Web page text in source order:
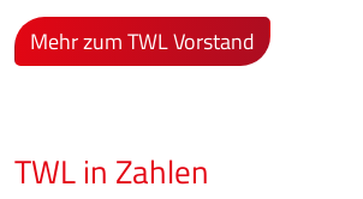
Mehr zum TWL Vorstand
TWL in Zahlen